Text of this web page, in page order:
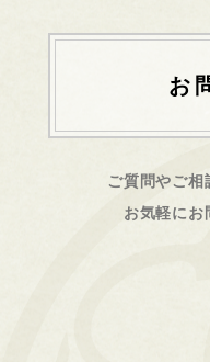
お
ご質問やご相
お気軽にお